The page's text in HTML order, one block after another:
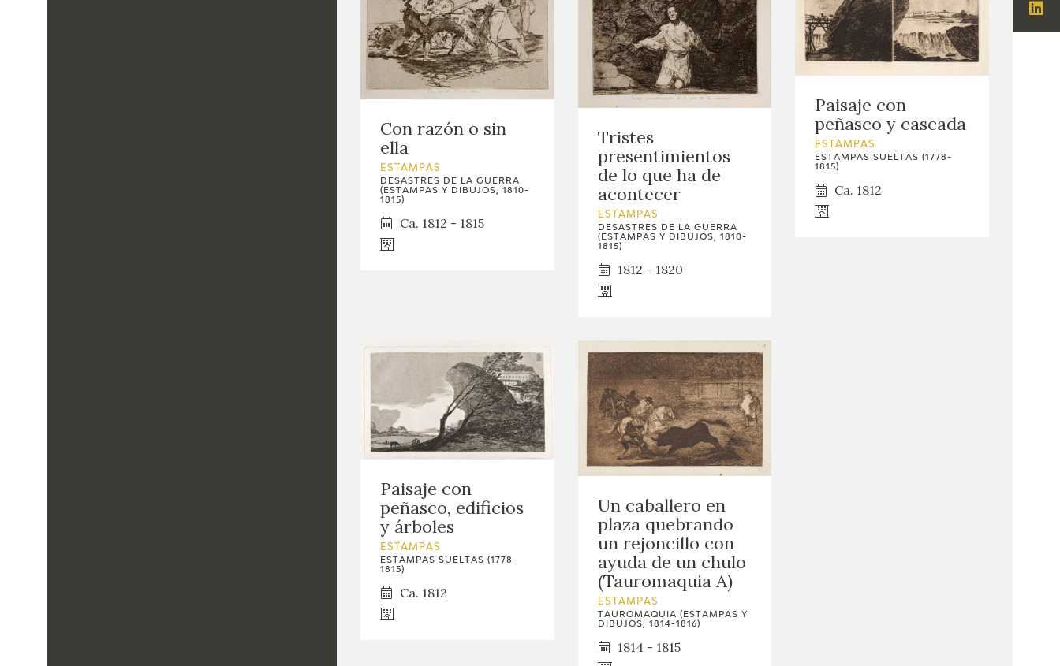
Con razón o sin
ella
ESTAMPAS
DESASTRES DE LA GUERRA
(ESTAMPAS Y DIBUJOS, 1810-
1815)
Ca. 1812 - 1815
Tristes
presentimientos
de lo que ha de
acontecer
ESTAMPAS
DESASTRES DE LA GUERRA
(ESTAMPAS Y DIBUJOS, 1810-
1815)
1812 - 1820
Paisaje con
peñasco y cascada
ESTAMPAS
ESTAMPAS SUELTAS (1778-
1815)
Ca. 1812
Paisaje con
peñasco, edificios
y árboles
ESTAMPAS
ESTAMPAS SUELTAS (1778-
1815)
Ca. 1812
Un caballero en
plaza quebrando
un rejoncillo con
ayuda de un chulo
(Tauromaquia A)
ESTAMPAS
TAUROMAQUIA (ESTAMPAS Y
DIBUJOS, 1814-1816)
1814 - 1815